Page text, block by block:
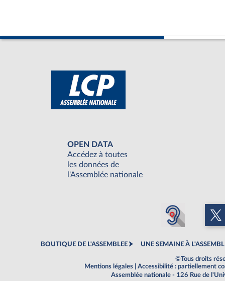
OPEN DATA
Accédez à toutes
les données de
l'Assemblée nationale
BOUTIQUE DE L'ASSEMBLEE UNE SEMAINE À
©Tous droits
Mentions légales
Accessibilité : partiellement
Assemblée nationale - 126 Rue de